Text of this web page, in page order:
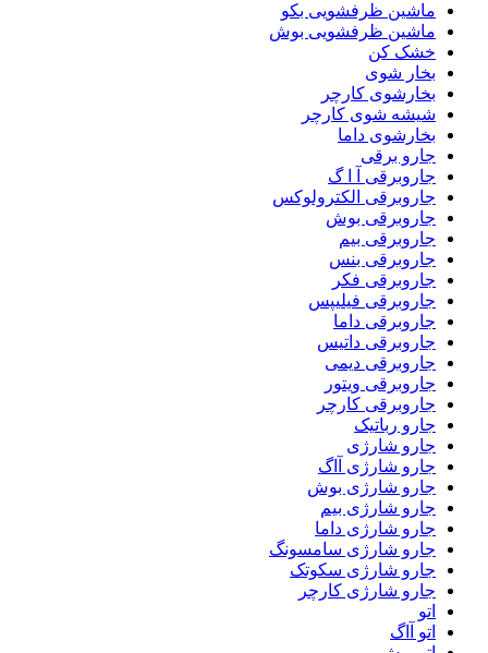
ماشین ظرفشویی بکو
ماشین ظرفشویی بوش
خشک کن
بخار شوی
بخارشوی کارچر
شیشه شوی کارچر
بخارشوی داما
جارو برقی
جاروبرقی آ ا گ
جاروبرقی الکترولوکس
جاروبرقی بوش
جاروبرقی بیم
جاروبرقی بنس
جاروبرقی فکر
جاروبرقی فیلیپس
جاروبرقی داما
جاروبرقی داتیس
جاروبرقی دیمی
جاروبرقی ویتور
جاروبرقی کارچر
جارو رباتیک
جارو شارژی
جارو شارژی آاگ
جارو شارژی بوش
جارو شارژی بیم
جارو شارژی داما
جارو شارژی سامسونگ
جارو شارژی سکوتک
جارو شارژی کارچر
اتو
اتو آاگ